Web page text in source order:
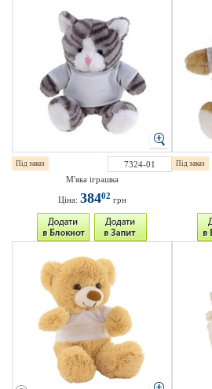
Під заказ
7324-01
М'яка іграшка
Ціна: 38402 грн
Під заказ